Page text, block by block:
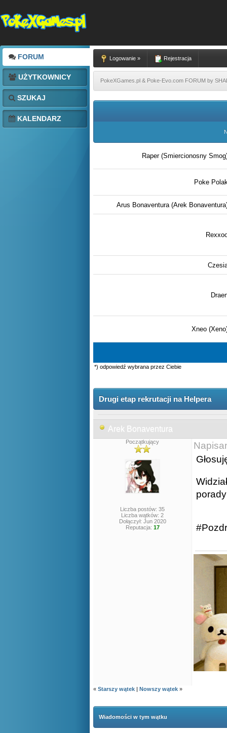
FORUM
UŻYTKOWNICY
SZUKAJ
KALENDARZ
Logowanie » Rejestracja
PokeXGames.pl & Poke-Evo.com FORUM by
Raper (Smiercionosny
Poke
Arus Bonaventura (Arek
Xneo
*) odpowiedź wybrana przez Ciebie
Drugi etap rekrutacji na Helpera
Arek Bonaventura
Początkujący
Liczba postów: 35
Liczba wątków: 2
Dołączył: Jun 2020
Reputacja: 17
« Starszy wątek | Nowszy wątek »
Wiadomości w tym wątku